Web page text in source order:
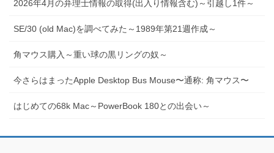
2026年4月の弁理士情報の取得(出入り情報含む)～引越し1件～
SE/30 (old Mac)を調べてみた～1989年第21週作成～
角マウス購入～重い球の黒リングの奴～
今さらはまったApple Desktop Bus Mouse〜通称: 角マウス〜
はじめての68k Mac～PowerBook 180との出会い～